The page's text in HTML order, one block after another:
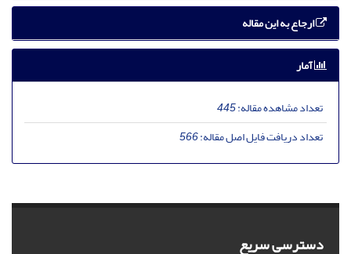
ارجاع به این مقاله
آمار
تعداد مشاهده مقاله:445
تعداد دریافت فایل اصل مقاله:566
دسترسی سریع